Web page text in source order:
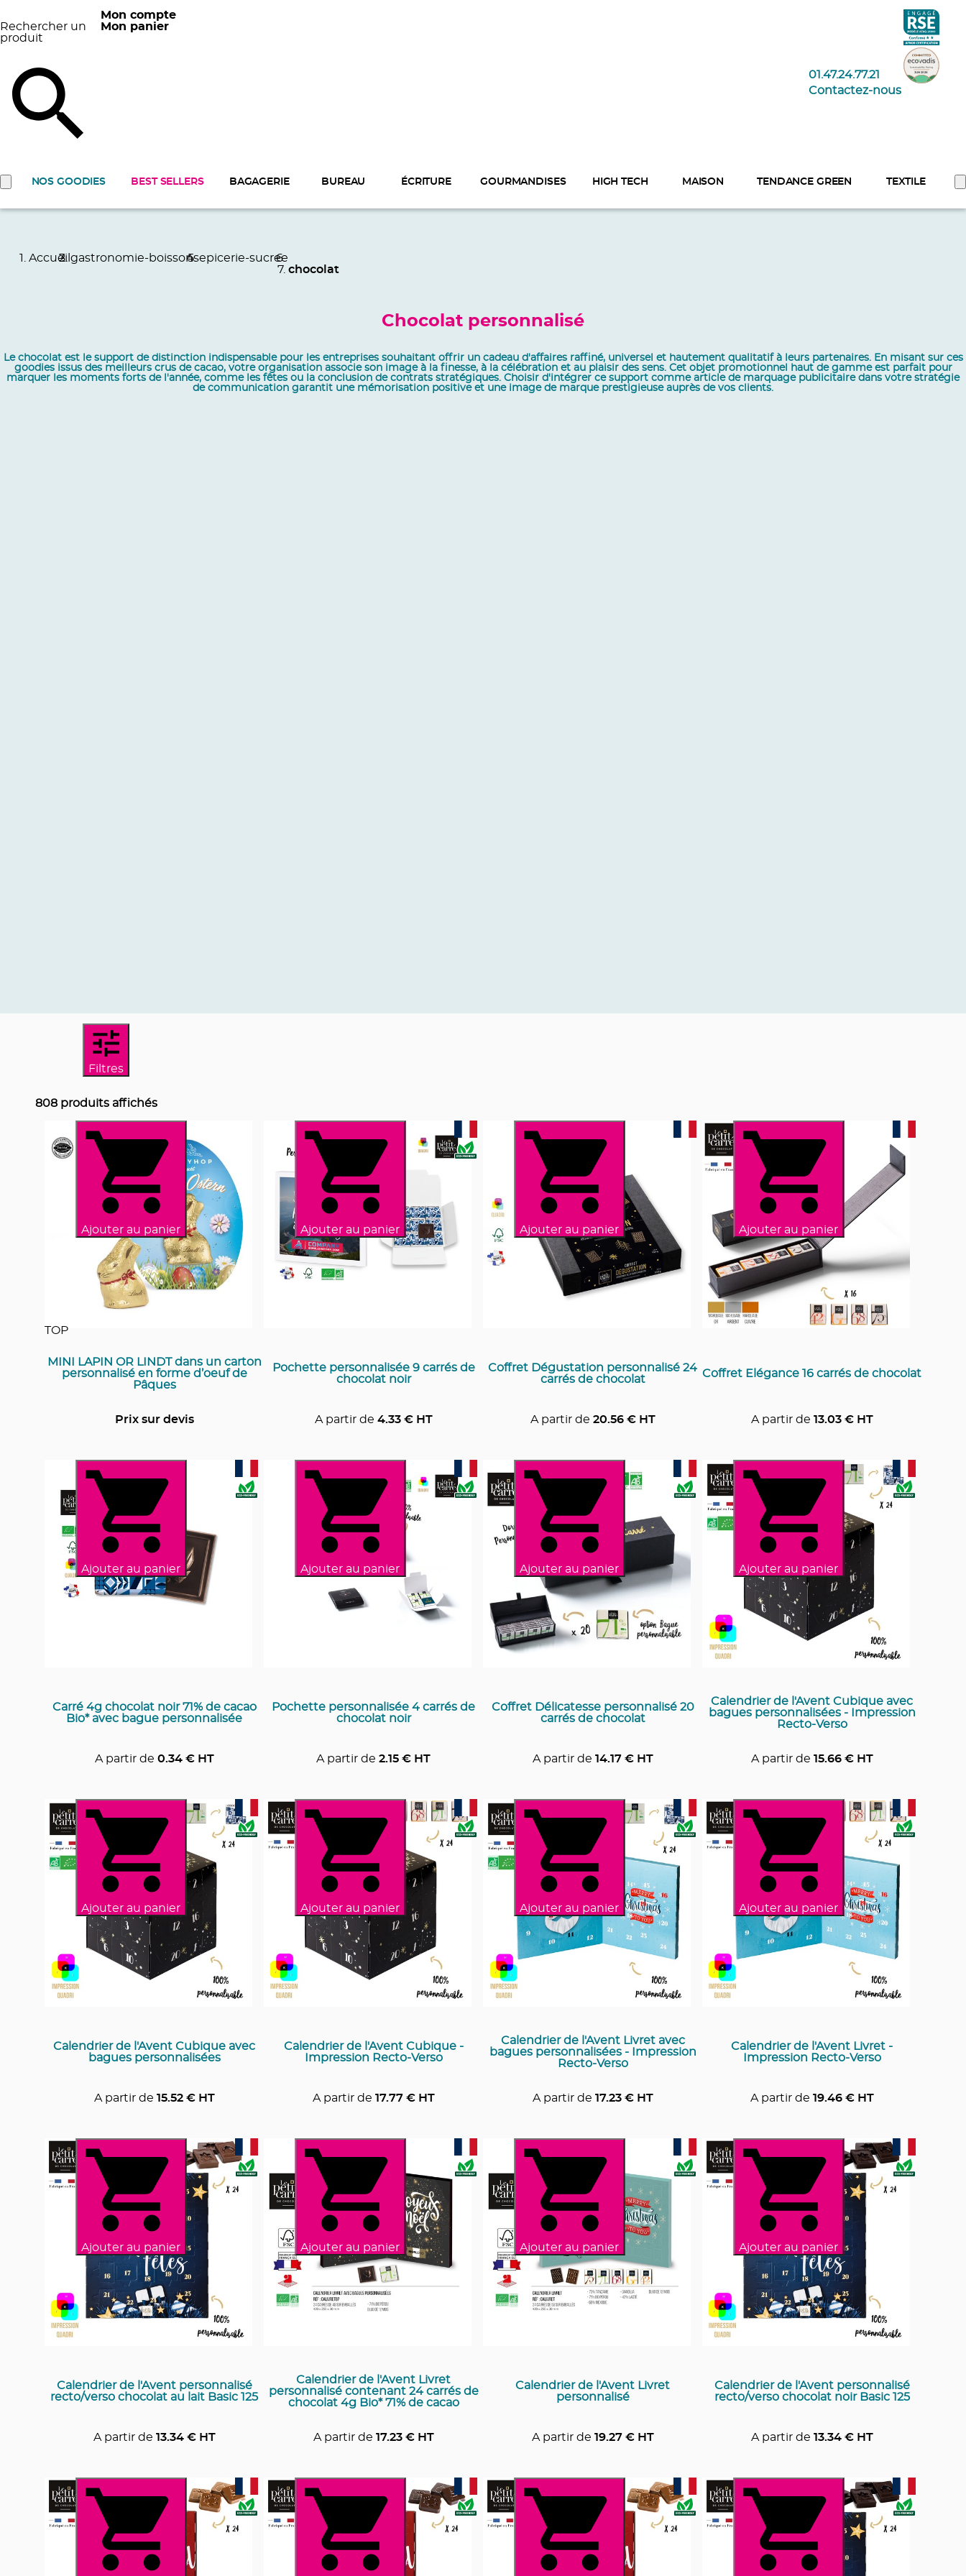
Rechercher un
produit
Mon compte
Mon panier
01.47.24.77.21
Contactez-nous
NOS GOODIES BEST SELLERS BAGAGERIE BUREAU ÉCRITURE GOURMANDISES HIGH TECH MAISON TENDANCE GREEN TEXTILE
Accueil gastronomie-boissonsepicerie-sucree
chocolat
Chocolat personnalisé
Le chocolat est le support de distinction indispensable pour les entreprises souhaitant offrir un cadeau d'affaires raffiné, universel et hautement qualitatif à leurs partenaires. En misant sur ces
goodies issus des meilleurs crus de cacao, votre organisation associe son image à la finesse, à la célébration et au plaisir des sens. Cet objet promotionnel haut de gamme est parfait pour
marquer les moments forts de l'année, comme les fêtes ou la conclusion de contrats stratégiques. Choisir d'intégrer ce support comme article de marquage publicitaire dans votre stratégie
de communication garantit une mémorisation positive et une image de marque prestigieuse auprès de vos clients.
Filtres
808 produits affichés
TOP
Ajouter au panier
MINI LAPIN OR LINDT dans un carton
personnalisé en forme d’oeuf de
Pâques
Prix sur devis
Ajouter au panier
Pochette personnalisée 9 carrés de
chocolat noir
A partir de 4.33€ HT
Ajouter au panier
Coffret Dégustation personnalisé 24
carrés de chocolat
A partir de 20.56€ HT
Ajouter au panier
Coffret Elégance 16 carrés de chocolat
A partir de 13.03€ HT
Ajouter au panier
Carré 4g chocolat noir 71% de cacao
Bio* avec bague personnalisée
A partir de 0.34€ HT
Ajouter au panier
Pochette personnalisée 4 carrés de
chocolat noir
A partir de 2.15 € HT
Ajouter au panier
Coffret Délicatesse personnalisé 20
carrés de chocolat
A partir de 14.17€ HT
Ajouter au panier
Calendrier de l'Avent Cubique avec
bagues personnalisées - Impression
Recto-Verso
A partir de 15.66€ HT
Ajouter au panier
Calendrier de l'Avent Cubique avec
bagues personnalisées
A partir de 15.52€ HT
Ajouter au panier
Calendrier de l'Avent Cubique -
Impression Recto-Verso
A partir de 17.77€ HT
Ajouter au panier
Calendrier de l'Avent Livret avec
bagues personnalisées - Impression
Recto-Verso
A partir de 17.23€ HT
Ajouter au panier
Calendrier de l'Avent Livret -
Impression Recto-Verso
A partir de 19.46€ HT
Ajouter au panier
Calendrier de l'Avent personnalisé
recto/verso chocolat au lait Basic 125
A partir de 13.34€ HT
Ajouter au panier
Calendrier de l'Avent Livret
personnalisé contenant 24 carrés de
chocolat 4g Bio* 71% de cacao
A partir de 17.23€ HT
Ajouter au panier
Calendrier de l'Avent Livret
personnalisé
A partir de 19.27€ HT
Ajouter au panier
Calendrier de l'Avent personnalisé
recto/verso chocolat noir Basic 125
A partir de 13.34€ HT